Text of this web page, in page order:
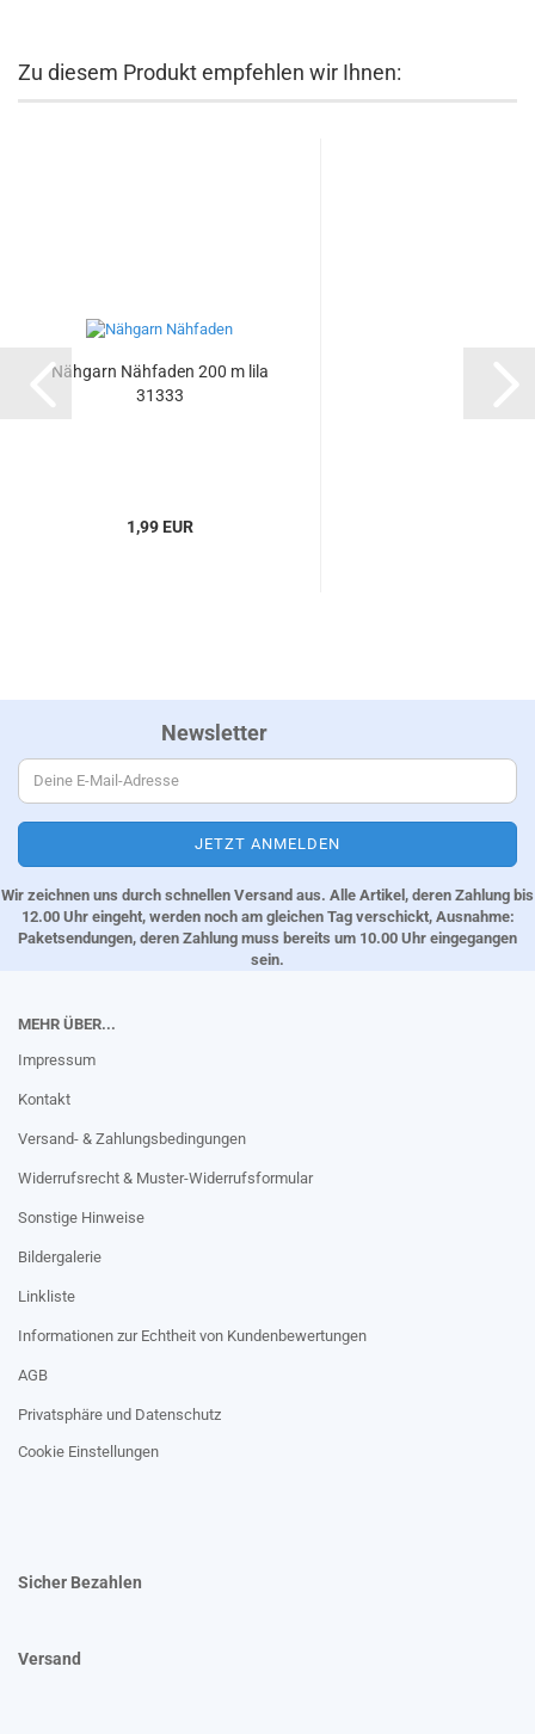
Zu diesem Produkt empfehlen wir Ihnen:
Nähgarn Nähfaden 200 m lila
31333
1,99 EUR
Newsletter
Wir zeichnen uns durch schnellen Versand aus. Alle Artikel, deren Zahlung bis
12.00 Uhr eingeht, werden noch am gleichen Tag verschickt, Ausnahme:
Paketsendungen, deren Zahlung muss bereits um 10.00 Uhr eingegangen
sein.
MEHR ÜBER...
Impressum
Kontakt
Versand- & Zahlungsbedingungen
Widerrufsrecht & Muster-Widerrufsformular
Sonstige Hinweise
Bildergalerie
Linkliste
Informationen zur Echtheit von Kundenbewertungen
AGB
Privatsphäre und Datenschutz
Cookie Einstellungen
Sicher Bezahlen
Versand